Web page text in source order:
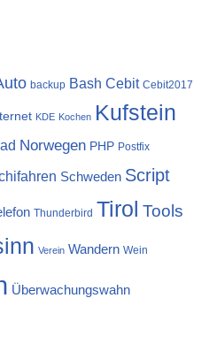
backup Bash Cebit Cebit2017
KDE Kochen Kufstein
Norwegen PHP Postfix
Schweden Script
Thunderbird Tirol Tools
Verein Wandern Wein
Überwachungswahn